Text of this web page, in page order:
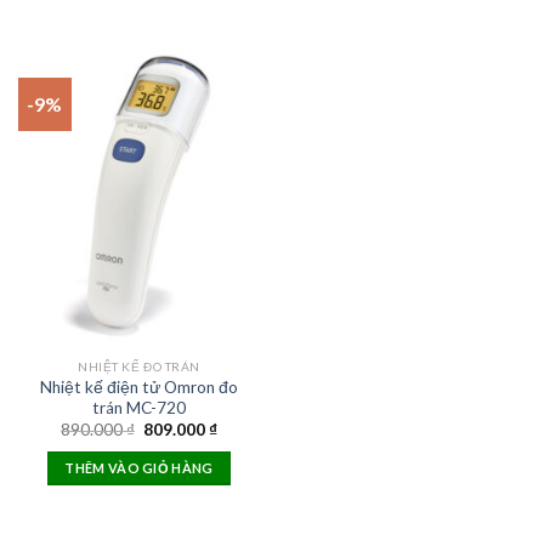
-9%
NHIỆT KẾ ĐO TRÁN
Nhiệt kế điện tử Omron đo
trán MC-720
890.000₫ Original
was:
890.000 ₫.
809.000₫Current
THÊM VÀO GIỎ HÀNG